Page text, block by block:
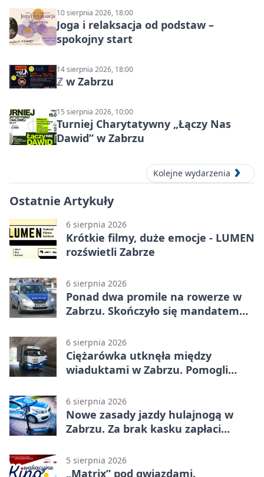
10 sierpnia 2026, 18:00
Joga i relaksacja od podstaw –
spokojny start
14 sierpnia 2026, 18:00
ℤ w Zabrzu
15 sierpnia 2026, 10:00
Turniej Charytatywny „Łączy Nas
Dawid” w Zabrzu
Kolejne wydarzenia
Ostatnie Artykuły
6 sierpnia 2026
Krótkie filmy, duże emocje - LUMEN
rozświetli Zabrze
6 sierpnia 2026
Ponad dwa promile na rowerze w
Zabrzu. Skończyło się mandatem
6 sierpnia 2026
Ciężarówka utknęła między
wiaduktami w Zabrzu. Pomogli
6 sierpnia 2026
Nowe zasady jazdy hulajnogą w
Zabrzu. Za brak kasku zapłaci
5 sierpnia 2026
„Matrix” pod gwiazdami.